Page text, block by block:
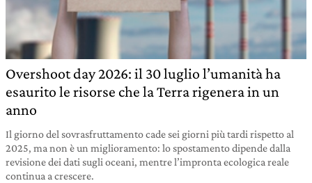
Overshoot day 2026: il 30 luglio l’umanità ha
esaurito le risorse che la Terra rigenera in un
anno
Il giorno del sovrasfruttamento cade sei giorni più tardi rispetto al
2025, ma non è un miglioramento: lo spostamento dipende dalla
revisione dei dati sugli oceani, mentre l’impronta ecologica reale
continua a crescere.